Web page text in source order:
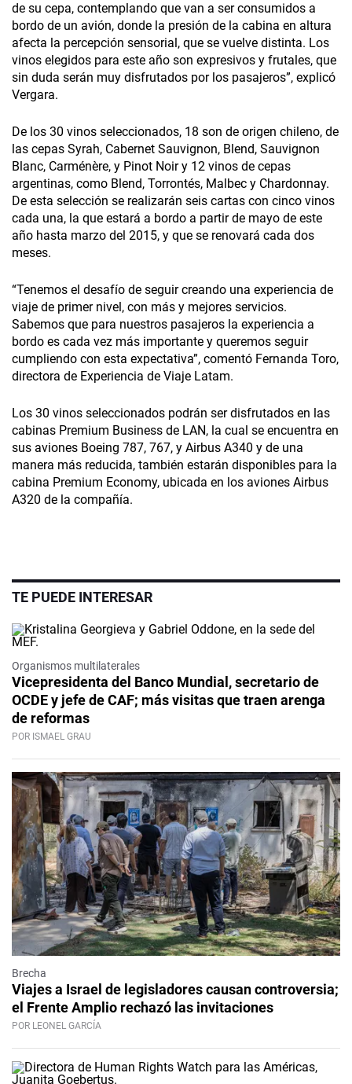
de su cepa, contemplando que van a ser consumidos a
bordo de un avión, donde la presión de la cabina en altura
afecta la percepción sensorial, que se vuelve distinta. Los
vinos elegidos para este año son expresivos y frutales, que
sin duda serán muy disfrutados por los pasajeros”, explicó
Vergara.
De los 30 vinos seleccionados, 18 son de origen chileno, de
las cepas Syrah, Cabernet Sauvignon, Blend, Sauvignon
Blanc, Carménère, y Pinot Noir y 12 vinos de cepas
argentinas, como Blend, Torrontés, Malbec y Chardonnay.
De esta selección se realizarán seis cartas con cinco vinos
cada una, la que estará a bordo a partir de mayo de este
año hasta marzo del 2015, y que se renovará cada dos
meses.
“Tenemos el desafío de seguir creando una experiencia de
viaje de primer nivel, con más y mejores servicios.
Sabemos que para nuestros pasajeros la experiencia a
bordo es cada vez más importante y queremos seguir
cumpliendo con esta expectativa”, comentó Fernanda Toro,
directora de Experiencia de Viaje Latam.
Los 30 vinos seleccionados podrán ser disfrutados en las
cabinas Premium Business de LAN, la cual se encuentra en
sus aviones Boeing 787, 767, y Airbus A340 y de una
manera más reducida, también estarán disponibles para la
cabina Premium Economy, ubicada en los aviones Airbus
A320 de la compañía.
TE PUEDE INTERESAR
Organismos multilaterales
Vicepresidenta del Banco Mundial, secretario de
OCDE y jefe de CAF; más visitas que traen arenga
de reformas
POR ISMAEL GRAU
Brecha
Viajes a Israel de legisladores causan controversia;
el Frente Amplio rechazó las invitaciones
POR LEONEL GARCÍA